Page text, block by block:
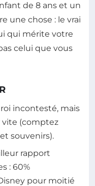
de 8 ans et un
une chose : le vrai
qui mérite votre
celui que vous
incontesté, mais
(comptez
souvenirs).
rapport
: 60%
pour moitié